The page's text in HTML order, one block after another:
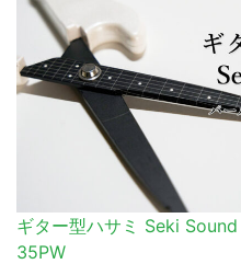
ギター型ハサミ Seki
35PW